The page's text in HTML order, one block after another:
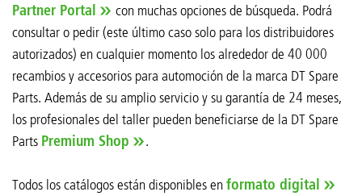
Partner Portal
con muchas opciones de búsqueda. Podrá
consultar o pedir (este último caso solo para los distribuidores
autorizados) en cualquier momento los alrededor de 40 000
recambios y accesorios para automoción de la marca DT Spare
Parts. Además de su amplio servicio y su garantía de 24 meses,
los profesionales del taller pueden beneficiarse de la DT Spare
Parts Premium Shop .
Todos los catálogos están disponibles enformato digital